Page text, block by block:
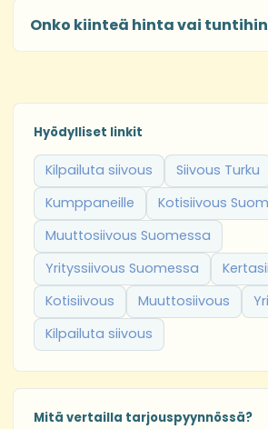
Onko kiinteä hinta vai
Hyödylliset linkit
Kilpailuta siivous
Siivous Turku
Kumppaneille
Kotisiivous
Muuttosiivous Suomessa
Yrityssiivous Suomessa
Kotisiivous
Muuttosiivous
Kilpailuta siivous
Mitä vertailla tarjouspyynnössä?